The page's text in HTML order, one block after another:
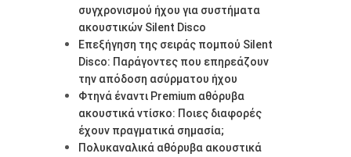
συγχρονισμού ήχου για συστήματα
ακουστικών Silent Disco
Επεξήγηση της σειράς πομπού Silent
Disco: Παράγοντες που επηρεάζουν
την απόδοση ασύρματου ήχου
Φτηνά έναντι Premium αθόρυβα
ακουστικά ντίσκο: Ποιες διαφορές
έχουν πραγματικά σημασία;
Πολυκαναλικά αθόρυβα ακουστικά